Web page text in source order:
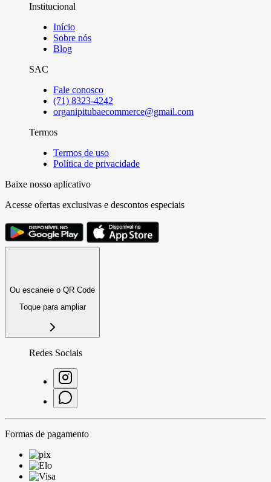
Institucional
Início
Sobre nós
Blog
SAC
Fale conosco
(71) 8323-4242
organipitubaecommerce@gmail.com
Termos
Termos de uso
Política de privacidade
Baixe nosso aplicativo
Acesse ofertas exclusivas e descontos especiais
Ou escaneie o QR Code
Toque para ampliar
Redes Sociais
Formas de pagamento